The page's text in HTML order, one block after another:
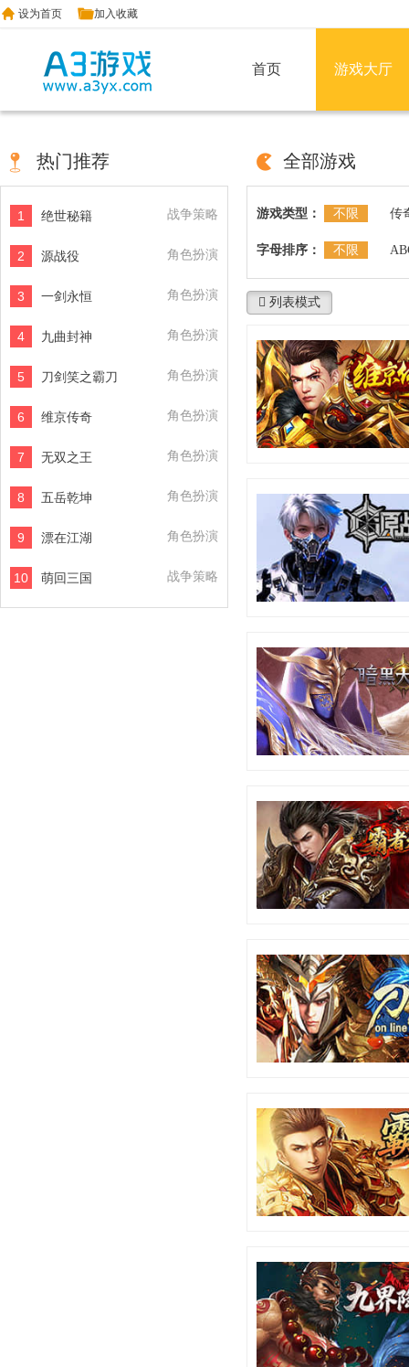
设为首页 加入收藏
首页 游戏大厅
热门推荐
战争策略
1 绝世秘籍
角色扮演
2 源战役
角色扮演
3 一剑永恒
角色扮演
4 九曲封神
角色扮演
5 刀剑笑之霸刀
角色扮演
6 维京传奇
角色扮演
7 无双之王
角色扮演
8 五岳乾坤
角色扮演
9 漂在江湖
战争策略
10 萌回三国
全部游戏
游戏类型： 不限 传
字母排序： 不限
列表模式